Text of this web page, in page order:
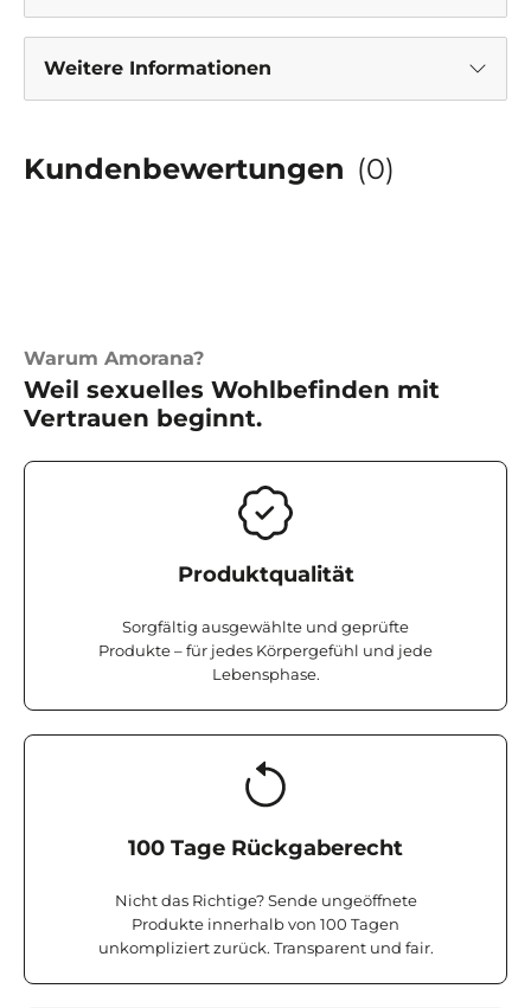
Weitere Informationen
Kundenbewertungen (0)
Warum Amorana?
Weil sexuelles Wohlbefinden mit
Vertrauen beginnt.
Produktqualität
Sorgfältig ausgewählte und geprüfte
Produkte – für jedes Körpergefühl und jede
Lebensphase.
100 Tage Rückgaberecht
Nicht das Richtige? Sende ungeöffnete
Produkte innerhalb von 100 Tagen
unkompliziert zurück. Transparent und fair.